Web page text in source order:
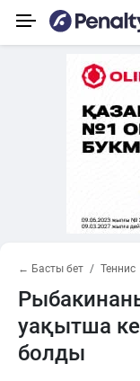
← Басты бет Теннис
уақытша
болды